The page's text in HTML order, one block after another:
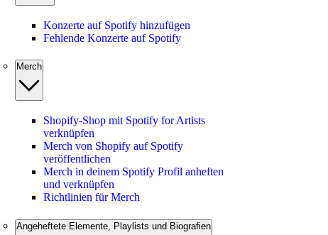
Konzerte auf Spotify hinzufügen
Fehlende Konzerte auf Spotify
Merch
Shopify-Shop mit Spotify for Artists
verknüpfen
Merch von Shopify auf Spotify
veröffentlichen
Merch in deinem Spotify Profil anheften
und verknüpfen
Richtlinien für Merch
Angeheftete Elemente, Playlists und Biografien